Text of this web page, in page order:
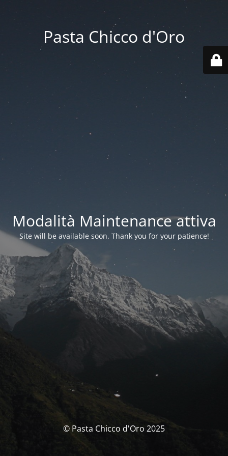
Pasta Chicco d'Oro
Modalità Maintenance attiva
Site will be available soon. Thank you for your patience!
© Pasta Chicco d'Oro 2025